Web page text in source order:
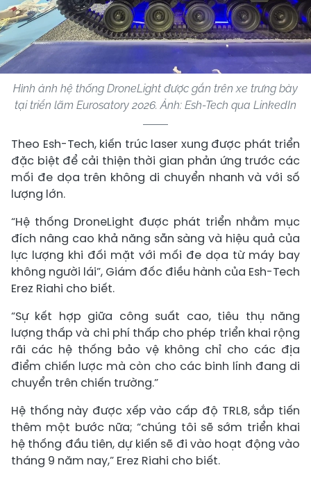
Hình ảnh hệ thống DroneLight được gắn trên xe trưng bày
tại triển lãm Eurosatory 2026. Ảnh: Esh-Tech qua LinkedIn
Theo Esh-Tech, kiến ​​trúc laser xung được phát triển
đặc biệt để cải thiện thời gian phản ứng trước các
mối đe dọa trên không di chuyển nhanh và với số
lượng lớn.
“Hệ thống DroneLight được phát triển nhằm mục
đích nâng cao khả năng sẵn sàng và hiệu quả của
lực lượng khi đối mặt với mối đe dọa từ máy bay
không người lái”, Giám đốc điều hành của Esh-Tech
Erez Riahi cho biết.
“Sự kết hợp giữa công suất cao, tiêu thụ năng
lượng thấp và chi phí thấp cho phép triển khai rộng
rãi các hệ thống bảo vệ không chỉ cho các địa
điểm chiến lược mà còn cho các binh lính đang di
chuyển trên chiến trường.”
Hệ thống này được xếp vào cấp độ TRL8, sắp tiến
thêm một bước nữa; “chúng tôi sẽ sớm triển khai
hệ thống đầu tiên, dự kiến ​​sẽ đi vào hoạt động vào
tháng 9 năm nay,” Erez Riahi cho biết.